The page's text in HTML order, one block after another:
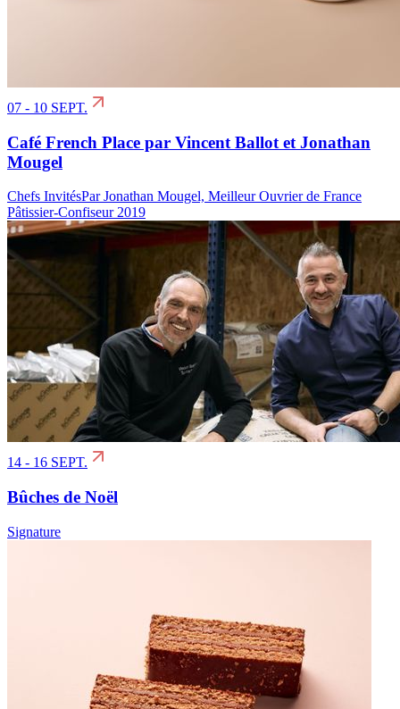
07 - 10 SEPT.
Café French Place par Vincent Ballot et Jonathan
Mougel
Chefs InvitésPar Jonathan Mougel, Meilleur Ouvrier de France
Pâtissier-Confiseur 2019
14 - 16 SEPT.
Bûches de Noël
Signature